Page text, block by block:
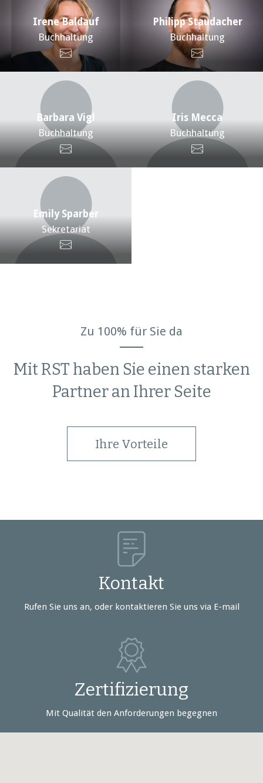
Irene Baldauf
Buchhaltung
Philipp Staudacher
Buchhaltung
Barbara Vigl
Buchhaltung
Iris Mecca
Buchhaltung
Emily Sparber
Sekretariat
Zu 100% für Sie da
Mit RST haben Sie einen starken
Partner an Ihrer Seite
Ihre Vorteile
Kontakt
Rufen Sie uns an, oder kontaktieren Sie uns via E-mail
Zertifizierung
Mit Qualität den Anforderungen begegnen